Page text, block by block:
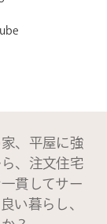
、平屋に強
、注文住宅
貫してサー
い暮らし、